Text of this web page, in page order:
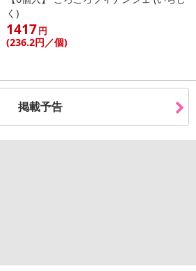
く)
1417円
(236.2円／個)
掲載予告